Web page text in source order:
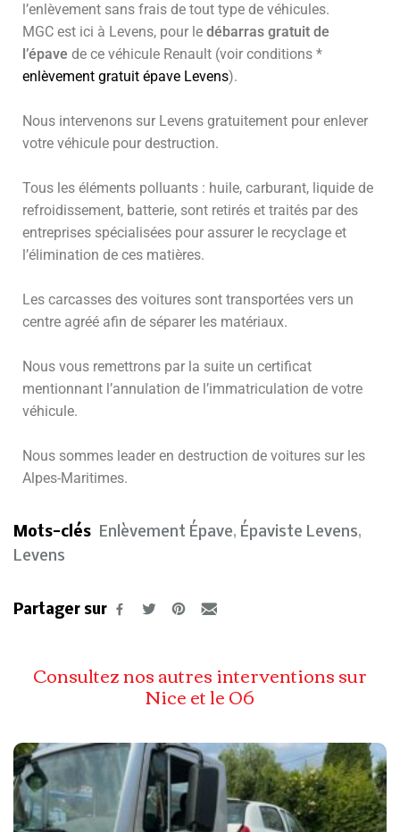
l’enlèvement sans frais de tout type de véhicules.
MGC est ici à Levens, pour le débarras gratuit de
l’épave de ce véhicule Renault (voir conditions *
enlèvement gratuit épave Levens).
Nous intervenons sur Levens gratuitement pour enlever
votre véhicule pour destruction.
Tous les éléments polluants : huile, carburant, liquide de
refroidissement, batterie, sont retirés et traités par des
entreprises spécialisées pour assurer le recyclage et
l’élimination de ces matières.
Les carcasses des voitures sont transportées vers un
centre agréé afin de séparer les matériaux.
Nous vous remettrons par la suite un certificat
mentionnant l’annulation de l’immatriculation de votre
véhicule.
Nous sommes leader en destruction de voitures sur les
Alpes-Maritimes.
Mots-clés Enlèvement Épave, Épaviste Levens,
Levens
Partager sur
Consultez nos autres interventions sur
Nice et le 06